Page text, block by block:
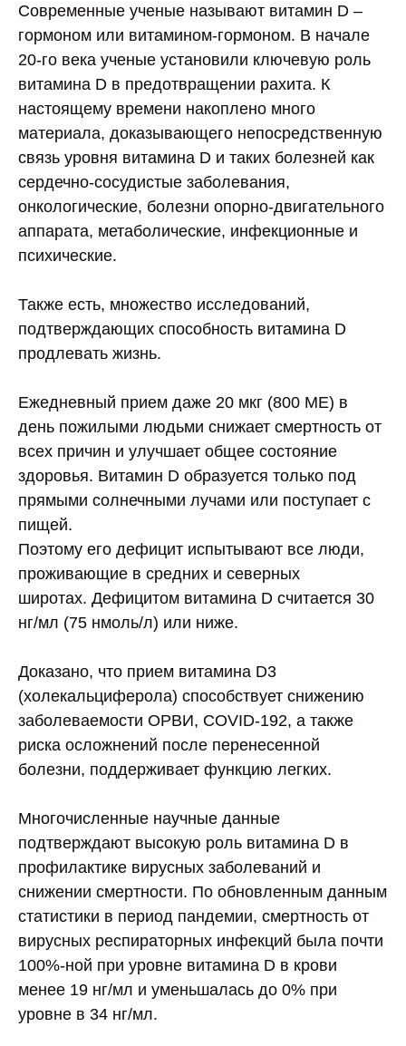
Современные ученые называют витамин D –
гормоном или витамином-гормоном. В начале
20-го века ученые установили ключевую роль
витамина D в предотвращении рахита. К
настоящему времени накоплено много
материала, доказывающего непосредственную
связь уровня витамина D и таких болезней как
сердечно-сосудистые заболевания,
онкологические, болезни опорно-двигательного
аппарата, метаболические, инфекционные и
психические.
Также есть, множество исследований,
подтверждающих способность витамина D
продлевать жизнь.
Ежедневный прием даже 20 мкг (800 МЕ) в
день пожилыми людьми снижает смертность от
всех причин и улучшает общее состояние
здоровья. Витамин D образуется только под
прямыми солнечными лучами или поступает с
пищей.
Поэтому его дефицит испытывают все люди,
проживающие в средних и северных
широтах. Дефицитом витамина D считается 30
нг/мл (75 нмоль/л) или ниже.
Доказано, что прием витамина D3
(холекальциферола) способствует снижению
заболеваемости ОРВИ, COVID-192, а также
риска осложнений после перенесенной
болезни, поддерживает функцию легких.
Многочисленные научные данные
подтверждают высокую роль витамина D в
профилактике вирусных заболеваний и
снижении смертности. По обновленным данным
статистики в период пандемии, смертность от
вирусных респираторных инфекций была почти
100%-ной при уровне витамина D в крови
менее 19 нг/мл и уменьшалась до 0% при
уровне в 34 нг/мл.